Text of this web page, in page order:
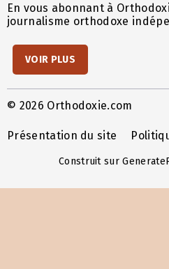
En vous abonnant à
journalisme orthodoxe
VOIR PLUS
© 2026 Orthodoxie.com
Présentation du site
Construit sur